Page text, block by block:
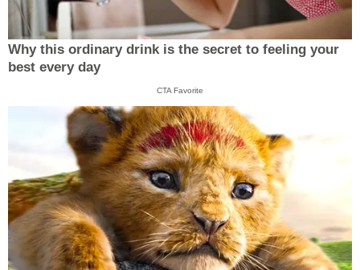
Why this ordinary drink is the secret to feeling your
best every day
CTA Favorite